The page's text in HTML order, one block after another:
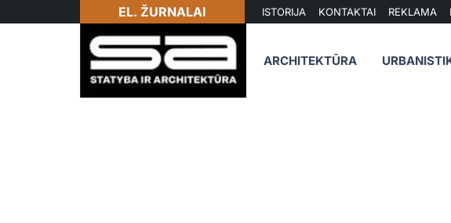
EL. ŽURNALAI ISTORIJA KONTAKTAI REKLAMA
ARCHITEKTŪRA